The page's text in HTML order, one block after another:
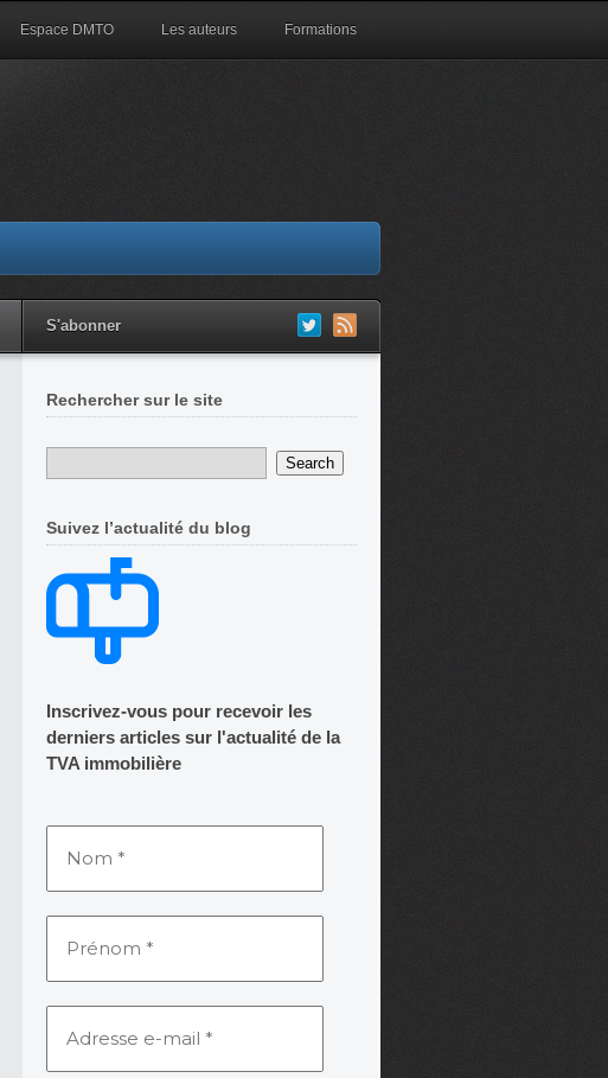
Espace DMTO Les auteurs Formations
S'abonner
Rechercher sur le site
Suivez l’actualité du blog
Inscrivez-vous pour recevoir les
derniers articles sur l'actualité de la
TVA immobilière